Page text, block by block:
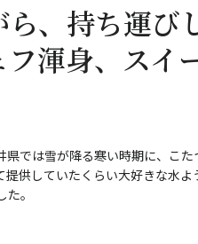
、持ち運び
渾身、スイ
では雪が降る寒い時期に、こた
供していたくらい大好きな水よ
。